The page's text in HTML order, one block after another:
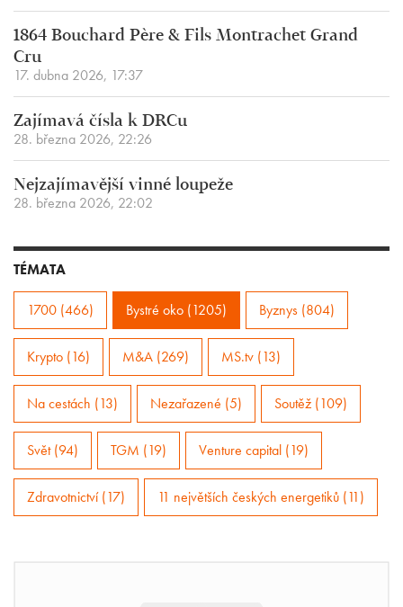
1864 Bouchard Père & Fils Montrachet Grand
Cru
17. dubna 2026, 17:37
Zajímavá čísla k DRCu
28. března 2026, 22:26
Nejzajímavější vinné loupeže
28. března 2026, 22:02
TÉMATA
1700 (466) Bystré oko (1205) Byznys (804)
Krypto (16) M&A (269) MS.tv (13)
Na cestách (13) Nezařazené (5) Soutěž (109)
Svět (94) TGM (19) Venture capital (19)
Zdravotnictví (17) 11 největších českých energetiků (11)